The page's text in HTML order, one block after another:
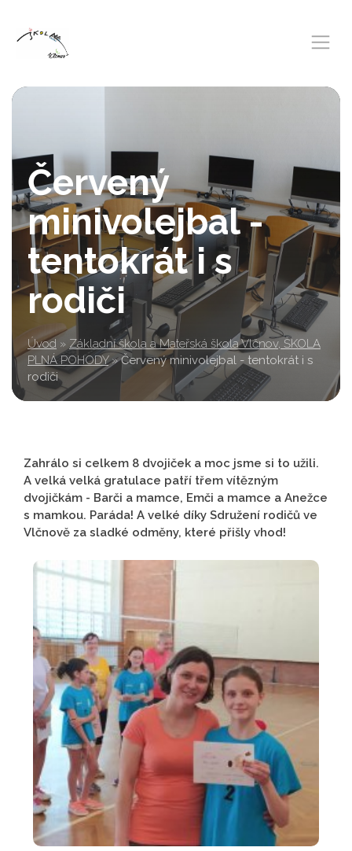
Červený
minivolejbal -
tentokrát i s
rodiči
Úvod » Základní škola a Mateřská škola Vlčnov, ŠKOLA
PLNÁ POHODY » Červený minivolejbal - tentokrát i s
rodiči
Zahrálo si celkem 8 dvojiček a moc jsme si to užili.
A velká velká gratulace patří třem vítězným
dvojičkám - Barči a mamce, Emči a mamce a Anežce
s mamkou. Paráda! A velké díky Sdružení rodičů ve
Vlčnově za sladké odměny, které přišly vhod!